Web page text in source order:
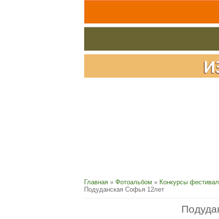
Главная » Фотоальбом » Конкурсы
Подуданская Софья 12лет